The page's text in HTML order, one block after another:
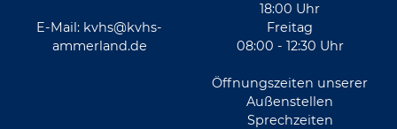
E-Mail: kvhs@kvhs-
ammerland.de
18:00 Uhr
Freitag
08:00 - 12:30 Uhr
Öffnungszeiten unserer
Außenstellen
Sprechzeiten